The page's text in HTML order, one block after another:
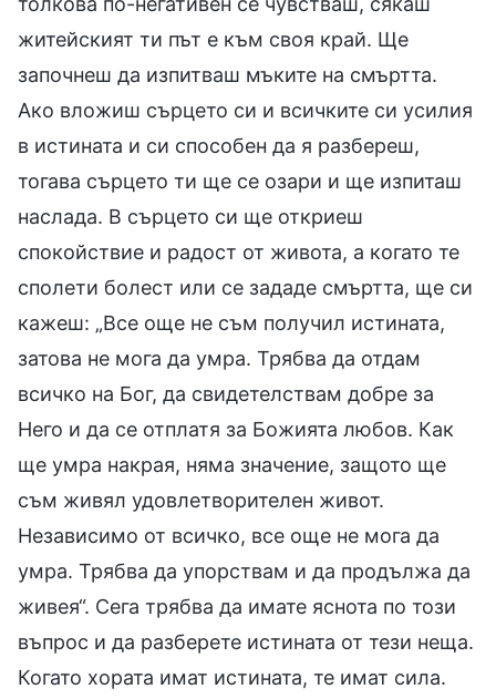
житейският ти път е към своя край. Ще
започнеш да изпитваш мъките на смъртта.
Ако вложиш сърцето си и всичките си усилия
в истината и си способен да я разбереш,
тогава сърцето ти ще се озари и ще изпиташ
наслада. В сърцето си ще откриеш
спокойствие и радост от живота, а когато те
сполети болест или се зададе смъртта, ще си
кажеш: „Все още не съм получил истината,
затова не мога да умра. Трябва да отдам
всичко на Бог, да свидетелствам добре за
Него и да се отплатя за Божията любов. Как
ще умра накрая, няма значение, защото ще
съм живял удовлетворителен живот.
Независимо от всичко, все още не мога да
умра. Трябва да упорствам и да продължа да
живея“. Сега трябва да имате яснота по този
въпрос и да разберете истината от тези неща.
Когато хората имат истината, те имат сила.